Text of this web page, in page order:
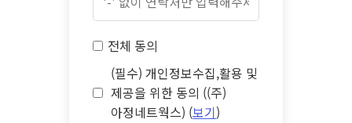
전체 동의
(필수) 개인정보수집,활용 및
제공을 위한 동의 ((주)
아정네트웍스) (보기)